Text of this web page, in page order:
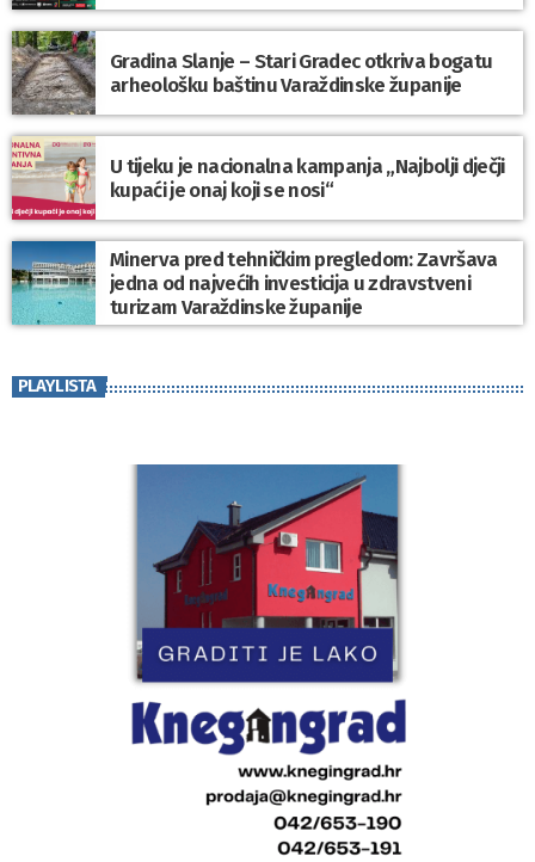
Gradina Slanje – Stari Gradec otkriva bogatu
arheološku baštinu Varaždinske županije
U tijeku je nacionalna kampanja „Najbolji dječji
kupaći je onaj koji se nosi“
Minerva pred tehničkim pregledom: Završava
jedna od najvećih investicija u zdravstveni
turizam Varaždinske županije
PLAYLISTA